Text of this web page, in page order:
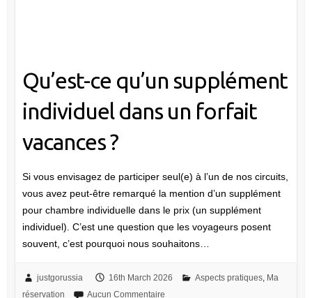
Qu’est-ce qu’un supplément
individuel dans un forfait
vacances ?
Si vous envisagez de participer seul(e) à l’un de nos circuits,
vous avez peut-être remarqué la mention d’un supplément
pour chambre individuelle dans le prix (un supplément
individuel). C’est une question que les voyageurs posent
souvent, c’est pourquoi nous souhaitons…
justgorussia 16th March 2026 Aspects pratiques, Ma
réservation
Aucun Commentaire